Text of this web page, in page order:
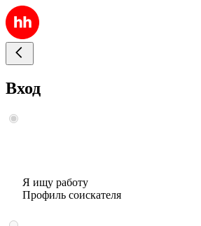
Вход
Я ищу работу
Профиль соискателя